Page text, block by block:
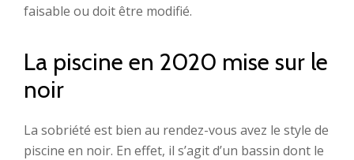
faisable ou doit être modifié.
La piscine en 2020 mise sur le
noir
La sobriété est bien au rendez-vous avez le style de
piscine en noir. En effet, il s’agit d’un bassin dont le